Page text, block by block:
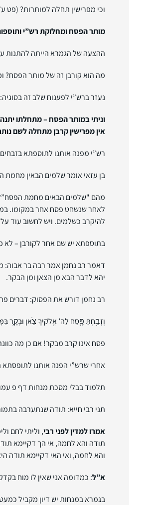
וכי מפרישין תחלה למותרות? (פט
מותר הפסח ומחלוקת רש”י
ההצעה של הגמרא הייתה להתנות
מה הוא קורבן זה של מותר הפסח?
נעזר ברש”י לפענוח שלב זה בסוגיה:
וניתי במותר הפסח – מתחלתו
אין מפרישין קרבן מתחלה לשם
רש”י מפנה אותנו לתוספתא
בן עזאי אומר שלמים הבאין מחמת
מהם "שלמים הבאים מחמת הפסח”?
לאחר שנשחט פסח אחר במקומו.
להיקרב כשלמים. ויש לחשוב עוד
בתוספתא יש שם אחר לקורבן –
דאמר רב נחמן אמר רבה בר אבוה:
יהא לדבר הבא מן הצאן ומן הבקר.
רב נחמן דורש את הפסוק: דברים
וְזָבַ֥חְתָּ פֶּ֛סַח לַה’ אֱלֹקיךָ צֹ֣אן וּבָקָ֑ר
פסח אינו קרב מבקר! אם כן מה
אחרי שרש”י הפנה אותנו לתופסתא
תלמוד בבלי מסכת מנחות דף פ
תני רבי חייא: תודה שנתערבה
אמרו למדין לפני רבי, וליתי לחם
תודה והא לחמה, אי הך דקיימא
והא לחמה, ואי האי דקיימא תודה
א”ל: כמדומה אני שאין לו מוח
בגמרא במנחות יש דיון מקביל